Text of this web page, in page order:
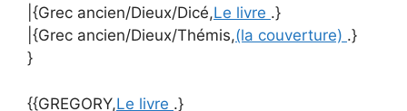
|{Grec ancien/Dieux/Dicé,Le livre .}
|{Grec ancien/Dieux/Thémis,(la couverture) .}
}
{{GREGORY,Le livre .}